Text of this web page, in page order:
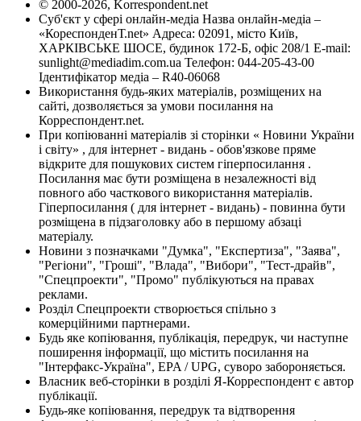
© 2000-2026, Korrespondent.net
Суб'єкт у сфері онлайн-медіа Назва онлайн-медіа –
«КореспонденТ.net» Адреса: 02091, місто Київ,
ХАРКІВСЬКЕ ШОСЕ, будинок 172-Б, офіс 208/1 E-mail:
sunlight@mediadim.com.ua Телефон: 044-205-43-00
Ідентифікатор медіа – R40-06068
Використання будь-яких матеріалів, розміщених на
сайті, дозволяється за умови посилання на
Корреспондент.net.
При копіюванні матеріалів зі сторінки « Новини України
і світу» , для інтернет - видань - обов'язкове пряме
відкрите для пошукових систем гіперпосилання .
Посилання має бути розміщена в незалежності від
повного або часткового використання матеріалів.
Гіперпосилання ( для інтернет - видань) - повинна бути
розміщена в підзаголовку або в першому абзаці
матеріалу.
Новини з позначками "Думка", "Експертиза", "Заява",
"Регіони", "Гроші", "Влада", "Вибори", "Тест-драйв",
"Спецпроекти", "Промо" публікуються на правах
реклами.
Розділ Спецпроекти створюється спільно з
комерційними партнерами.
Будь яке копіювання, публікація, передрук, чи наступне
поширення інформації, що містить посилання на
"Інтерфакс-Україна", EPA / UPG, суворо забороняється.
Власник веб-сторінки в розділі Я-Корреспондент є автор
публікації.
Будь-яке копіювання, передрук та відтворення